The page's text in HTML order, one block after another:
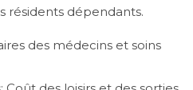
résidents dépendants.
des médecins et soins